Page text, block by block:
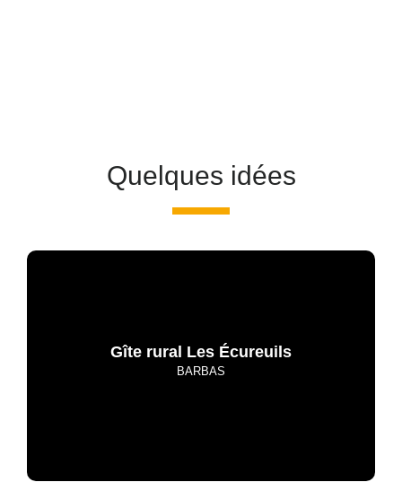
Quelques idées
Gîte rural Les Écureuils
BARBAS